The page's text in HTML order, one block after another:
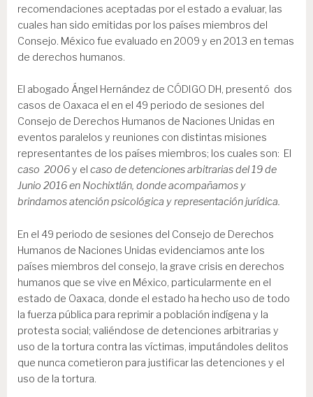
recomendaciones aceptadas por el estado a evaluar, las
cuales han sido emitidas por los países miembros del
Consejo. México fue evaluado en 2009 y en 2013 en temas
de derechos humanos.
El abogado Ángel Hernández de CÓDIGO DH, presentó dos
casos de Oaxaca el en el 49 periodo de sesiones del
Consejo de Derechos Humanos de Naciones Unidas en
eventos paralelos y reuniones con distintas misiones
representantes de los países miembros; los cuales son: El
caso 2006y el caso de detenciones arbitrarias del 19 de
Junio 2016 en Nochixtlán, donde acompañamos y
brindamos atención psicológica y representación jurídica.
En el 49 periodo de sesiones del Consejo de Derechos
Humanos de Naciones Unidas evidenciamos ante los
países miembros del consejo, la grave crisis en derechos
humanos que se vive en México, particularmente en el
estado de Oaxaca, donde el estado ha hecho uso de todo
la fuerza pública para reprimir a población indígena y la
protesta social; valiéndose de detenciones arbitrarias y
uso de la tortura contra las víctimas, imputándoles delitos
que nunca cometieron para justificar las detenciones y el
uso de la tortura.